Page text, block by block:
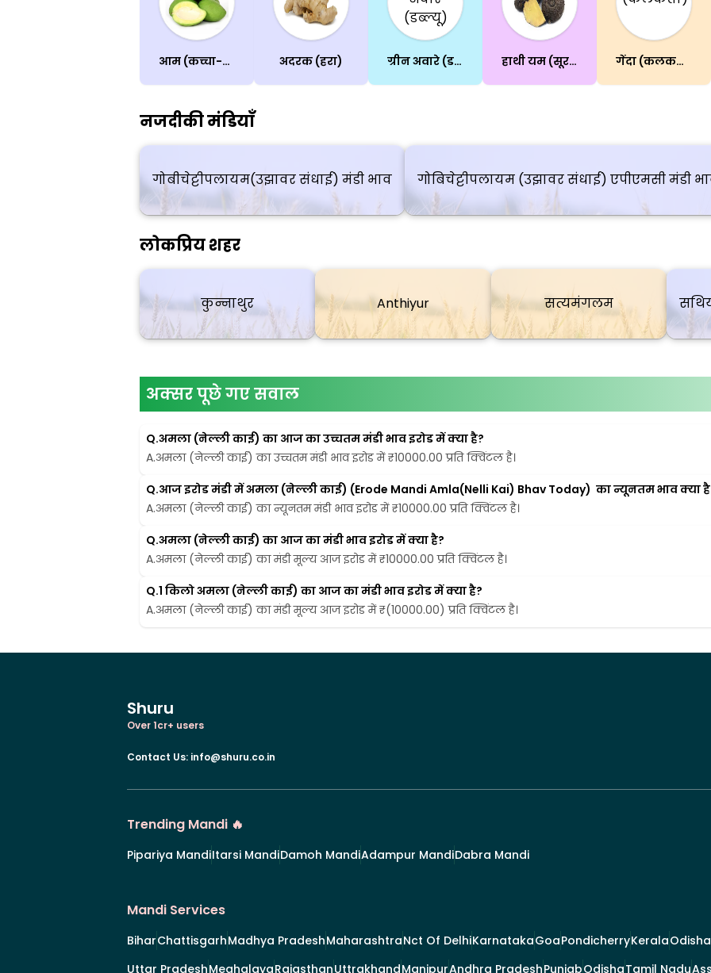
आम (कच्चा-पका) अदरक (हरा) ग्रीन अवारे (डब्ल्यू) हाथी यम (सूरन) गेंदा (कलकत्ता)
नजदीकी मंडियाँ
गोबीचेट्टीपलायम(उझावर संधाई) मंडी भाव गोबिचेट्टीपलायम (उझावर संधाई) एपीएमसी मंडी
लोकप्रिय शहर
कुन्नाथुर Anthiyur सत्यमंगलम
अक्सर पूछे गए सवाल
Q.अमला (नेल्ली काई) का आज का उच्चतम मंडी भाव इरोड में क्या है?
A.अमला (नेल्ली काई) का उच्चतम मंडी भाव इरोड में ₹10000.00 प्रति क्विंटल है।
Q.आज इरोड मंडी में अमला (नेल्ली काई) (Erode Mandi Amla(Nelli Kai) Bhav Today)  का न्यूनतम भाव क्या
A.अमला (नेल्ली काई) का न्यूनतम मंडी भाव इरोड में ₹10000.00 प्रति क्विंटल है।
Q.अमला (नेल्ली काई) का आज का मंडी भाव इरोड में क्या है?
A.अमला (नेल्ली काई) का मंडी मूल्य आज इरोड में ₹10000.00 प्रति क्विंटल है।
Q.1 किलो अमला (नेल्ली काई) का आज का मंडी भाव इरोड में क्या है?
A.अमला (नेल्ली काई) का मंडी मूल्य आज इरोड में ₹(10000.00) प्रति क्विंटल है।
Shuru
Over 1cr+ users
Contact Us: info@shuru.co.in
Trending Mandi 🔥
Pipariya MandiItarsi MandiDamoh MandiAdampur MandiDabra Mandi
Mandi Services
BiharChattisgarhMadhya PradeshMaharashtraNct Of DelhiKarnatakaGoaPondicherryKeralaOdisha
Uttar PradeshMeghalayaRajasthanUttrakhandManipurAndhra PradeshPunjabOdishaTamil Nadu